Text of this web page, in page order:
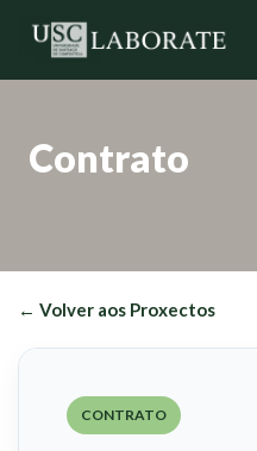
Saltar
Contrato
← Volver aos Proxectos
CONTRATO